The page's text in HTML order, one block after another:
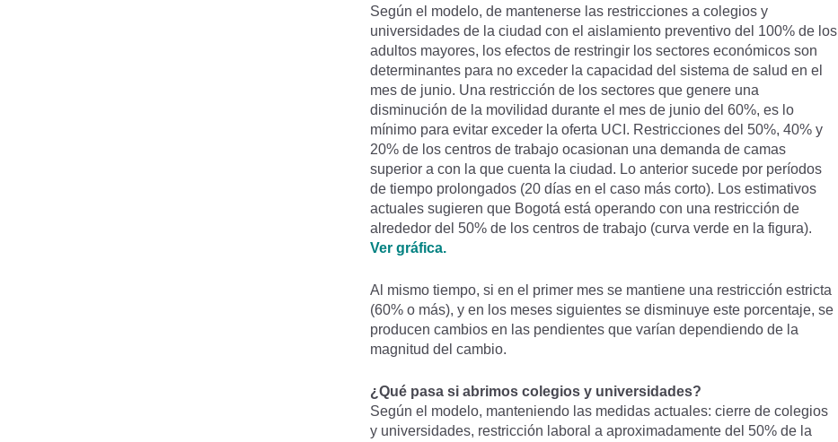
Según el modelo, de mantenerse las restricciones a colegios y
universidades de la ciudad con el aislamiento preventivo del 100% de los
adultos mayores, los efectos de restringir los sectores económicos son
determinantes para no exceder la capacidad del sistema de salud en el
mes de junio. Una restricción de los sectores que genere una
disminución de la movilidad durante el mes de junio del 60%, es lo
mínimo para evitar exceder la oferta UCI. Restricciones del 50%, 40% y
20% de los centros de trabajo ocasionan una demanda de camas
superior a con la que cuenta la ciudad. Lo anterior sucede por períodos
de tiempo prolongados (20 días en el caso más corto). Los estimativos
actuales sugieren que Bogotá está operando con una restricción de
alrededor del 50% de los centros de trabajo (curva verde en la figura).
Ver gráfica.
Al mismo tiempo, si en el primer mes se mantiene una restricción estricta
(60% o más), y en los meses siguientes se disminuye este porcentaje, se
producen cambios en las pendientes que varían dependiendo de la
magnitud del cambio.
¿Qué pasa si abrimos colegios y universidades?
Según el modelo, manteniendo las medidas actuales: cierre de colegios
y universidades, restricción laboral a aproximadamente del 50% de la